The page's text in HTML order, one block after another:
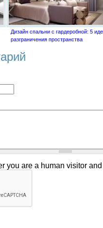
Дизайн спальни с гардеробной: 5
разграничения пространства
you are a human visitor